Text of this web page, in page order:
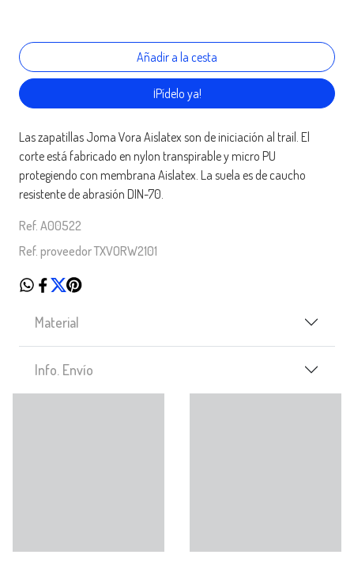
¡Pídelo ya!
Las zapatillas Joma Vora Aislatex son de iniciación al trail. El
corte está fabricado en nylon transpirable y micro PU
protegiendo con membrana Aislatex. La suela es de caucho
resistente de abrasión DIN-70.
Ref. A00522
Ref. proveedor TXVORW2101
Material
Info. Envío